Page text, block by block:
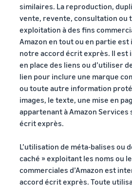
similaires. La reproduction,
vente, revente, consultation ou
exploitation à des fins
Amazon en tout ou en partie
notre accord écrit exprès. Il
en place des liens ou d’utiliser
lien pour inclure une marque
ou toute autre information
images, le texte, une mise en
appartenant à Amazon Services
écrit exprès.
L’utilisation de méta-balises ou
caché » exploitant les noms ou
commerciales d’Amazon est
accord écrit exprès. Toute